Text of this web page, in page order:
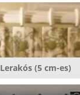
Lerakós (5 cm-es)